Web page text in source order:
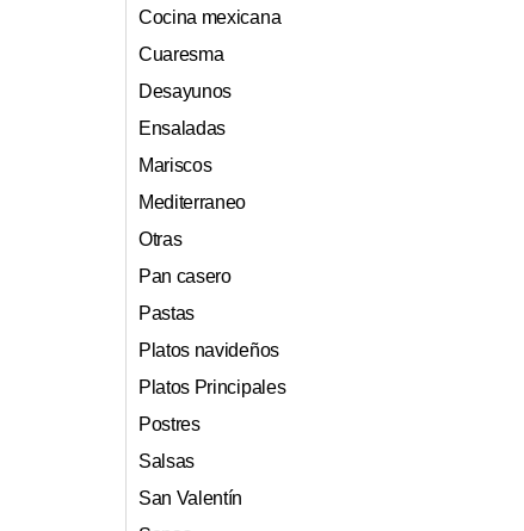
Cocina mexicana
Cuaresma
Desayunos
Ensaladas
Mariscos
Mediterraneo
Otras
Pan casero
Pastas
Platos navideños
Platos Principales
Postres
Salsas
San Valentín